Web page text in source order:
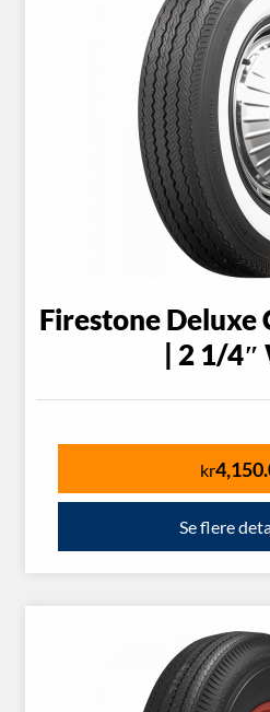
Firestone Deluxe
| 2 1/
kr
Se flere